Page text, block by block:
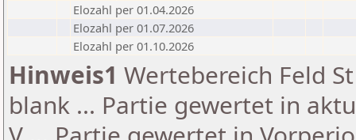
Elozahl per 01.04.2026
Elozahl per 01.07.2026
Elozahl per 01.10.2026
Hinweis1 Wertebereich Feld
blank ... Partie gewertet in